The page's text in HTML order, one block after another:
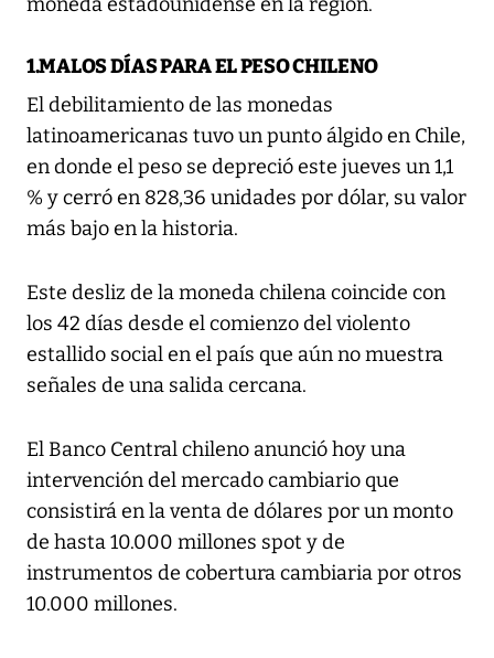
moneda estadounidense en la región.
1.MALOS DÍAS PARA EL PESO CHILENO
El debilitamiento de las monedas
latinoamericanas tuvo un punto álgido en Chile,
en donde el peso se depreció este jueves un 1,1
% y cerró en 828,36 unidades por dólar, su valor
más bajo en la historia.
Este desliz de la moneda chilena coincide con
los 42 días desde el comienzo del violento
estallido social en el país que aún no muestra
señales de una salida cercana.
El Banco Central chileno anunció hoy una
intervención del mercado cambiario que
consistirá en la venta de dólares por un monto
de hasta 10.000 millones spot y de
instrumentos de cobertura cambiaria por otros
10.000 millones.